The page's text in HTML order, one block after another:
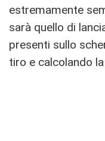
estremamente
sarà quello di
presenti sullo
tiro e calcolando